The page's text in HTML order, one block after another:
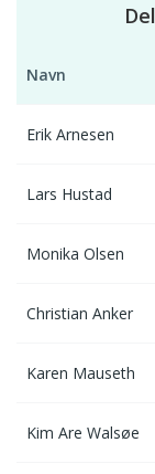
Navn
Erik Arnesen
Lars Hustad
Monika Olsen
Christian Anker
Karen Mauseth
Kim Are Walsøe